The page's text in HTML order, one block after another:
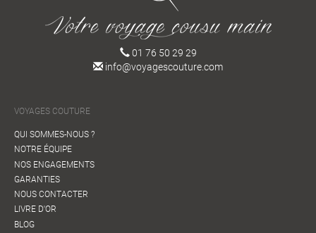
01 76 50 29 29
info@voyagescouture.com
VOYAGES COUTURE
QUI SOMMES-NOUS ?
NOTRE ÉQUIPE
NOS ENGAGEMENTS
GARANTIES
NOUS CONTACTER
LIVRE D'OR
BLOG